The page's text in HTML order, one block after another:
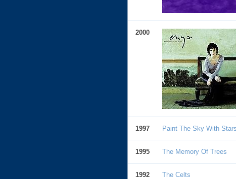
2000
1997 Paint The Sky With
1995 The Memory Of Trees
1992 The Celts